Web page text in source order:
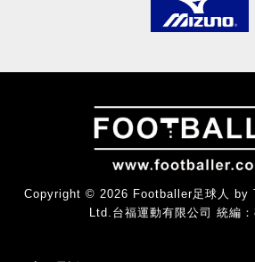
Copyright © 2026 Footballer足球人 by
Ltd.台福運動有限公司 統編